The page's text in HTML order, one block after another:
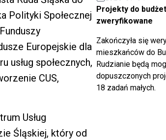
Polityki Społecznej
Europejskie dla
usług społecznych,
CUS,
Usług
Śląskiej, który od
Projekty do
zweryfikowane
Zakończyła się
mieszkańców do
Rudzianie będą
dopuszczonych
18 zadań małych.